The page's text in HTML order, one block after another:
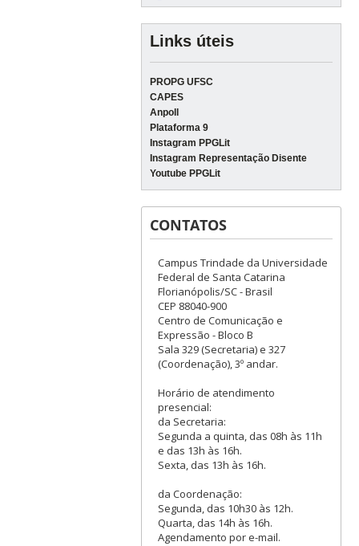
Links úteis
PROPG UFSC
CAPES
Anpoll
Plataforma 9
Instagram PPGLit
Instagram Representação Disente
Youtube PPGLit
CONTATOS
Campus Trindade da Universidade
Federal de Santa Catarina
Florianópolis/SC - Brasil
CEP 88040-900
Centro de Comunicação e
Expressão - Bloco B
Sala 329 (Secretaria) e 327
(Coordenação), 3º andar.
Horário de atendimento
presencial:
da Secretaria:
Segunda a quinta, das 08h às 11h
e das 13h às 16h.
Sexta, das 13h às 16h.
da Coordenação:
Segunda, das 10h30 às 12h.
Quarta, das 14h às 16h.
Agendamento por e-mail.